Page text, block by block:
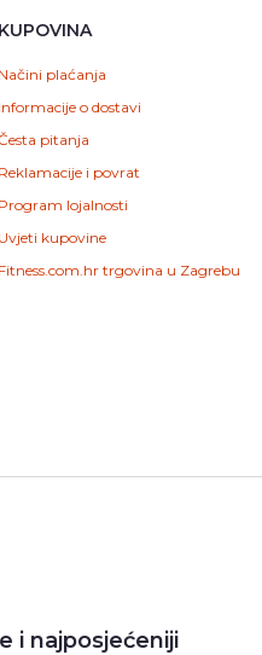
KUPOVINA
Načini plaćanja
Informacije o dostavi
pitanja
Reklamacije i povrat
Program lojalnosti
Uvjeti kupovine
Fitness.com.hr trgovina u Zagrebu
i najposjećeniji